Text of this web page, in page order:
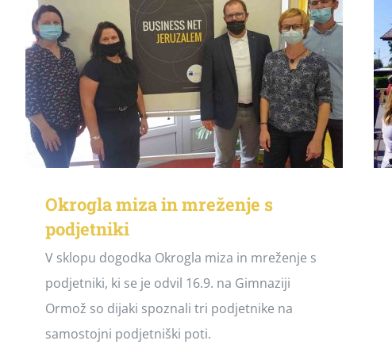
Okrogla miza in mreženje s
podjetniki
V sklopu dogodka Okrogla miza in mreženje s
podjetniki, ki se je odvil 16.9. na Gimnaziji
Ormož so dijaki spoznali tri podjetnike na
samostojni podjetniški poti.